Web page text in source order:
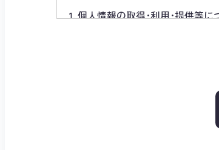
1. 個人情報の取得･利用･提供等に
・個人情報を取得する際は、法
その目的達成に必要な限度にお
・法令に基づく命令等を除き、
2. 個人情報保護マネジメントシ
・個人情報保護に関する個人情